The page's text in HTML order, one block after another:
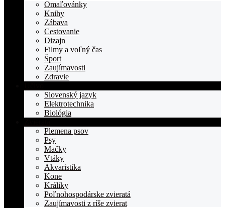
TOPden.skOmaľovánky
Knihy
Zábava
Cestovanie
Dizajn
Filmy a voľný čas
Šport
Zaujímavosti
Zdravie
Slovenský jazyk
Elektrotechnika
Biológia
Plemena psov
Psy
Mačky
Vtáky
Akvaristika
Kone
Králiky
Poľnohospodárske zvieratá
Zaujímavosti z ríše zvierat